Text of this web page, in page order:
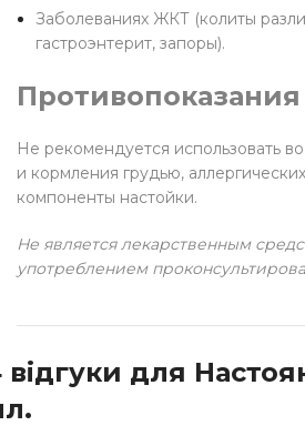
Заболеваниях ЖКТ (колиты
гастроэнтерит, запоры).
Противопоказания
Не рекомендуется использовать
и кормления грудью,
компоненты настойки.
Не является лекарственным
употреблением
відгуки для